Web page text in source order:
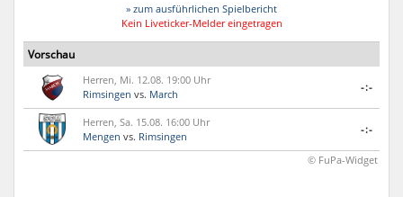
» zum ausführlichen Spielbericht
Kein Liveticker-Melder eingetragen
Vorschau
Herren, Mi. 12.08. 19:00 Uhr
Rimsingen vs. March
-:-
Herren, Sa. 15.08. 16:00 Uhr
Mengen vs. Rimsingen
-:-
© FuPa-Widget